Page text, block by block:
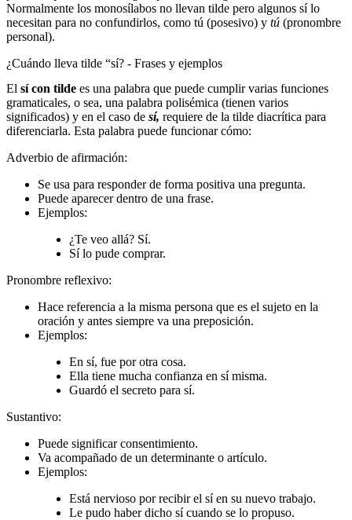
Normalmente los monosílabos no llevan tilde pero algunos sí lo
necesitan para no confundirlos, como tú (posesivo) y tú (pronombre
personal).
¿Cuándo lleva tilde “sí? - Frases y ejemplos
El sí con tilde es una palabra que puede cumplir varias funciones
gramaticales, o sea, una palabra polisémica (tienen varios
significados) y en el caso de sí, requiere de la tilde diacrítica para
diferenciarla. Esta palabra puede funcionar cómo:
Adverbio de afirmación:
Se usa para responder de forma positiva una pregunta.
Puede aparecer dentro de una frase.
Ejemplos:
¿Te veo allá? Sí.
Sí lo pude comprar.
Pronombre reflexivo:
Hace referencia a la misma persona que es el sujeto en la
oración y antes siempre va una preposición.
Ejemplos:
En sí, fue por otra cosa.
Ella tiene mucha confianza en sí misma.
Guardó el secreto para sí.
Sustantivo:
Puede significar consentimiento.
Va acompañado de un determinante o artículo.
Ejemplos:
Está nervioso por recibir el sí en su nuevo trabajo.
Le pudo haber dicho sí cuando se lo propuso.